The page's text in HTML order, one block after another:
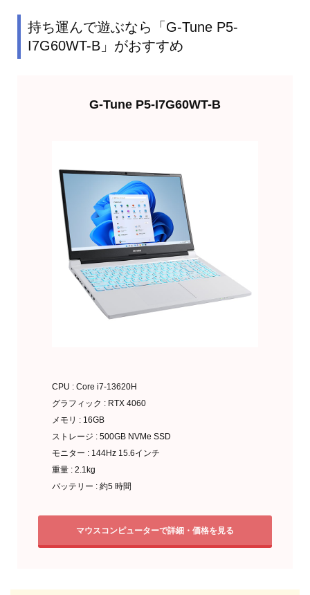
持ち運んで遊ぶなら「G-Tune P5-
I7G60WT-B」がおすすめ
G-Tune P5-I7G60WT-B
CPU : Core i7-13620H
グラフィック : RTX 4060
メモリ : 16GB
ストレージ : 500GB NVMe SSD
モニター : 144Hz 15.6インチ
重量 : 2.1kg
バッテリー : 約5 時間
マウスコンピューターで詳細・価格を見る